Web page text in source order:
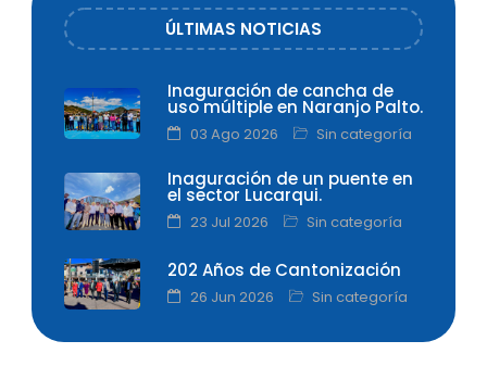
ÚLTIMAS NOTICIAS
Inaguración de cancha de
uso múltiple en Naranjo Palto.
03 Ago 2026 Sin categoría
Inaguración de un puente en
el sector Lucarqui.
23 Jul 2026 Sin categoría
202 Años de Cantonización
26 Jun 2026 Sin categoría